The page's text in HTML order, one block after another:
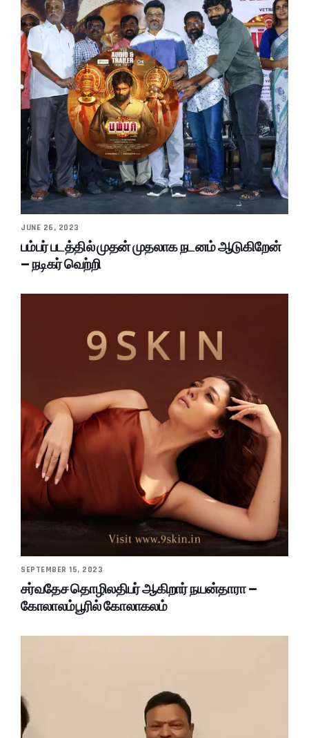
JUNE 26, 2023
பம்பர் படத்தில் முதன் முதலாக நடனம் ஆடுகிறேன்
– நடிகர் வெற்றி
SEPTEMBER 15, 2023
சர்வதேச தொழிலதிபர் ஆகிறார் நயன்தாரா –
கோலாலம்பூரில் கோலாகலம்